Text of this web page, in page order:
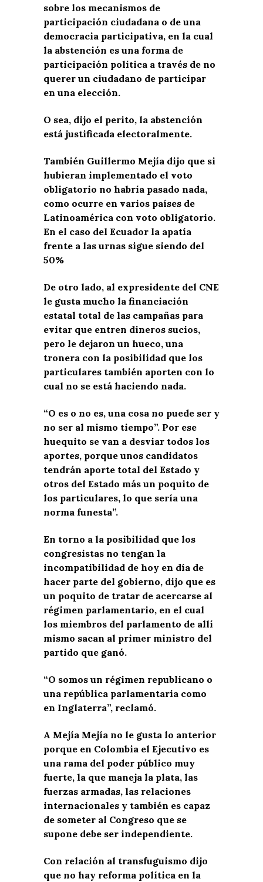
sobre los mecanismos de
participación ciudadana o de una
democracia participativa, en la cual
la abstención es una forma de
participación política a través de no
querer un ciudadano de participar
en una elección.
O sea, dijo el perito, la abstención
está justificada electoralmente.
También Guillermo Mejía dijo que si
hubieran implementado el voto
obligatorio no habría pasado nada,
como ocurre en varios países de
Latinoamérica con voto obligatorio.
En el caso del Ecuador la apatía
frente a las urnas sigue siendo del
50%
De otro lado, al expresidente del CNE
le gusta mucho la financiación
estatal total de las campañas para
evitar que entren dineros sucios,
pero le dejaron un hueco, una
tronera con la posibilidad que los
particulares también aporten con lo
cual no se está haciendo nada.
“O es o no es, una cosa no puede ser y
no ser al mismo tiempo”. Por ese
huequito se van a desviar todos los
aportes, porque unos candidatos
tendrán aporte total del Estado y
otros del Estado más un poquito de
los particulares, lo que sería una
norma funesta”.
En torno a la posibilidad que los
congresistas no tengan la
incompatibilidad de hoy en día de
hacer parte del gobierno, dijo que es
un poquito de tratar de acercarse al
régimen parlamentario, en el cual
los miembros del parlamento de allí
mismo sacan al primer ministro del
partido que ganó.
“O somos un régimen republicano o
una república parlamentaria como
en Inglaterra”, reclamó.
A Mejía Mejía no le gusta lo anterior
porque en Colombia el Ejecutivo es
una rama del poder público muy
fuerte, la que maneja la plata, las
fuerzas armadas, las relaciones
internacionales y también es capaz
de someter al Congreso que se
supone debe ser independiente.
Con relación al transfuguismo dijo
que no hay reforma política en la